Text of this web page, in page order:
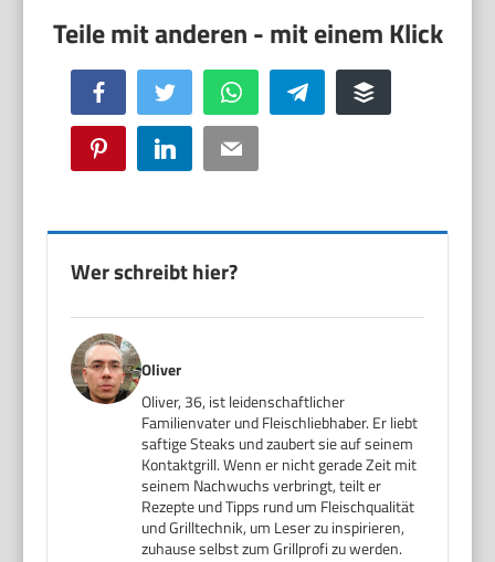
Facebook Twitter WhatsApp Telegram Buffer
Pinterest LinkedIn Email
Wer schreibt hier?
Oliver
Oliver, 36, ist leidenschaftlicher
Familienvater und Fleischliebhaber. Er liebt
saftige Steaks und zaubert sie auf seinem
Kontaktgrill. Wenn er nicht gerade Zeit mit
seinem Nachwuchs verbringt, teilt er
Rezepte und Tipps rund um Fleischqualität
und Grilltechnik, um Leser zu inspirieren,
zuhause selbst zum Grillprofi zu werden.